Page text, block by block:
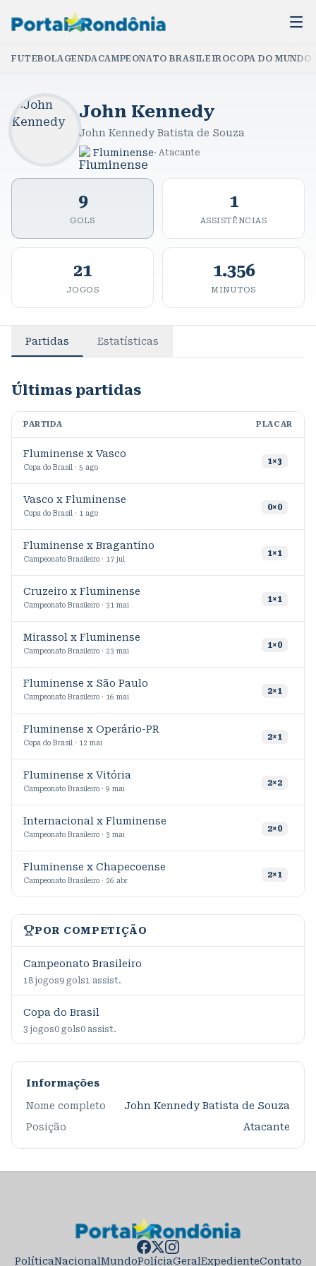
FUTEBOLAGENDACAMPEONATO BRASILEIROCOPA DO
John Kennedy
John Kennedy Batista de Souza
Fluminense· Atacante
9
GOLS
1
ASSISTÊNCIAS
21
JOGOS
1.356
MINUTOS
Partidas Estatísticas
Últimas partidas
PARTIDA PLACAR
Fluminense x Vasco
Copa do Brasil · 5 ago
1×3
Vasco x Fluminense
Copa do Brasil · 1 ago
0×0
Fluminense x Bragantino
Campeonato Brasileiro · 17 jul
1×1
Cruzeiro x Fluminense
Campeonato Brasileiro · 31 mai
1×1
Mirassol x Fluminense
Campeonato Brasileiro · 23 mai
1×0
Fluminense x São Paulo
Campeonato Brasileiro · 16 mai
2×1
Fluminense x Operário-PR
Copa do Brasil · 12 mai
2×1
Fluminense x Vitória
Campeonato Brasileiro · 9 mai
2×2
Internacional x Fluminense
Campeonato Brasileiro · 3 mai
2×0
Fluminense x Chapecoense
Campeonato Brasileiro · 26 abr
2×1
POR COMPETIÇÃO
Campeonato Brasileiro
18 jogos9 gols1 assist.
Copa do Brasil
3 jogos0 gols0 assist.
Informações
Nome completo
John Kennedy Batista de Souza
Posição
Atacante
PolíticaNacionalMundoPolíciaGeralExpedienteContato